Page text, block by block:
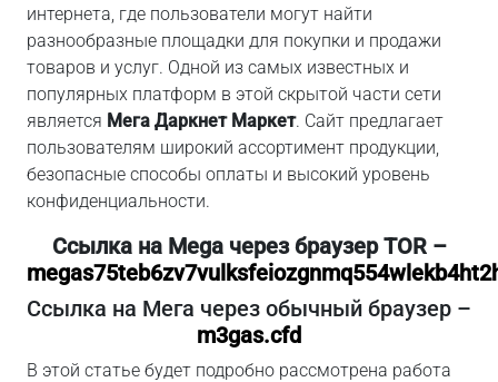
интернета, где пользователи могут найти
разнообразные площадки для покупки и продажи
товаров и услуг. Одной из самых известных и
популярных платформ в этой скрытой части сети
является Мега Даркнет Маркет. Сайт предлагает
пользователям широкий ассортимент продукции,
безопасные способы оплаты и высокий уровень
конфиденциальности.
Ссылка на Mega через браузер TOR –
Ссылка на Мега через обычный браузер –
m3gas.cfd
В этой статье будет подробно рассмотрена работа